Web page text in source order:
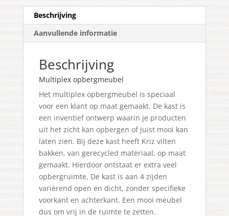
Beschrijving
Aanvullende informatie
Beschrijving
Multiplex opbergmeubel
Het multiplex opbergmeubel is speciaal
voor een klant op maat gemaakt. De kast is
een inventief ontwerp waarin je producten
uit het zicht kan opbergen of juist mooi kan
laten zien. Bij deze kast heeft Kriz vilten
bakken, van gerecycled materiaal, op maat
gemaakt. Hierdoor ontstaat er extra veel
opbergruimte. De kast is aan 4 zijden
variërend open en dicht, zonder specifieke
voorkant en achterkant. Een mooi meubel
dus om vrij in de ruimte te zetten.